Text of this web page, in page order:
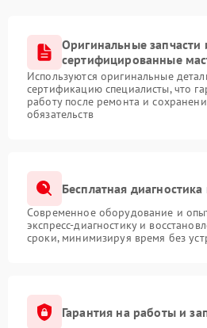
Оригинальные запчасти
сертифицированные
Используются оригинальные
сертификацию специалисты, что
работу после ремонта и
обязательств
Бесплатная
Современное оборудование и
экспресс-диагностику и
сроки, минимизируя время без
Гарантия на работы и